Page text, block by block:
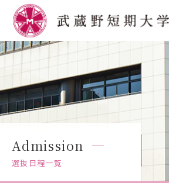
大学案内
学科案内
キャンパスライフ
キャリア・就職支援
Admission
選抜日程一覧